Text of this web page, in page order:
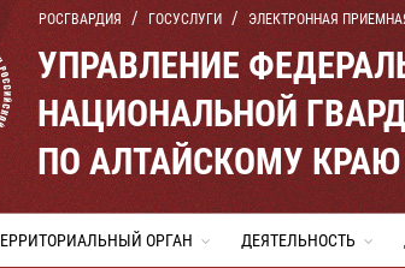
РОСГВАРДИЯ ГОСУСЛУГИ ЭЛЕКТРОННАЯ
УПРАВЛЕНИЕ
НАЦИОНАЛЬНОЙ
ПО АЛТАЙСКОМУ КРАЮ
ОРГАН ДЕЯТЕЛЬНОСТЬ